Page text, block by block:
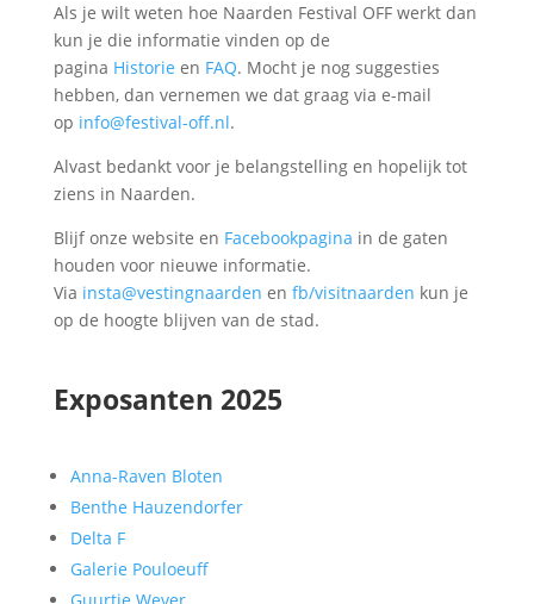
Als je wilt weten hoe Naarden Festival OFF werkt dan
kun je die informatie vinden op de
pagina Historie en FAQ. Mocht je nog suggesties
hebben, dan vernemen we dat graag via e-mail
op info@festival-off.nl.
Alvast bedankt voor je belangstelling en hopelijk tot
ziens in Naarden.
Blijf onze website en Facebookpagina in de gaten
houden voor nieuwe informatie.
Via insta@vestingnaarden en fb/visitnaarden kun je
op de hoogte blijven van de stad.
Exposanten 2025
Anna-Raven Bloten
Benthe Hauzendorfer
Delta F
Galerie Pouloeuff